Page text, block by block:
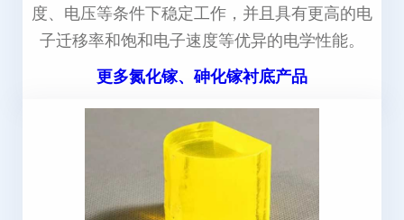
度、电压等条件下稳定工作，并且具有更高的电
子迁移率和饱和电子速度等优异的电学性能。
更多氮化镓、砷化镓衬底产品